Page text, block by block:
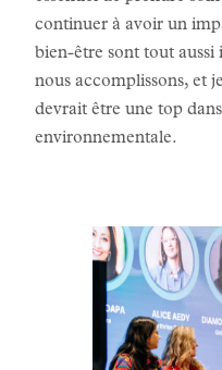
continuer à avoir un
bien-être sont tout
nous accomplissons, et
devrait être une top
environnementale.